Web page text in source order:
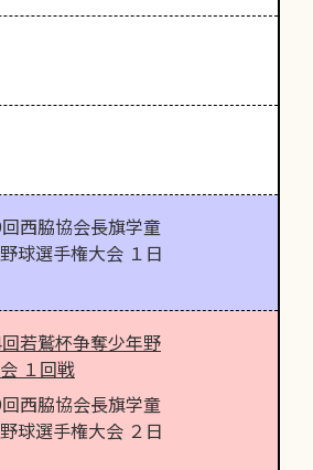
西脇協会長旗学童
球選手権大会 １日
若鷲杯争奪少年野
１回戦
西脇協会長旗学童
球選手権大会 ２日